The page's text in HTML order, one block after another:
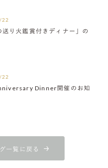
22
送り火鑑賞付きディナー」の
22
Dinner開催のお知
一覧に戻る